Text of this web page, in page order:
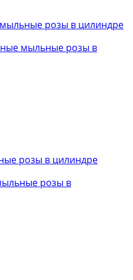
розы в цилиндре
розы в цилиндре